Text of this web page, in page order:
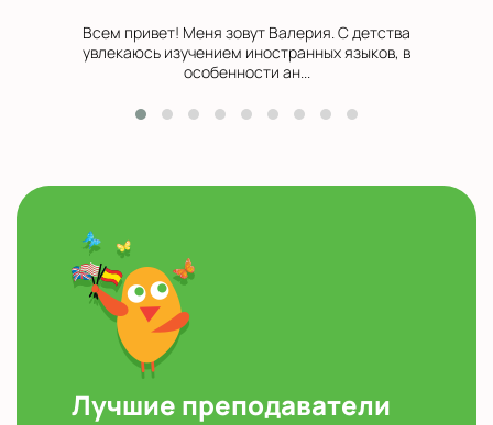
Всем привет! Меня зовут Валерия. С детства
увлекаюсь изучением иностранных языков, в
особенности ан...
Лучшие преподаватели